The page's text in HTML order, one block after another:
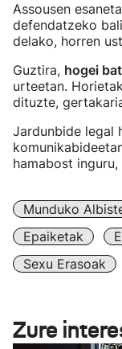
Assousen
defendatzeko
delako, horren
Guztira, hogei
urteetan.
dituzte,
Jardunbide legal
hamabost
Munduko
Epaiketak
Sexu Erasoak
Zure